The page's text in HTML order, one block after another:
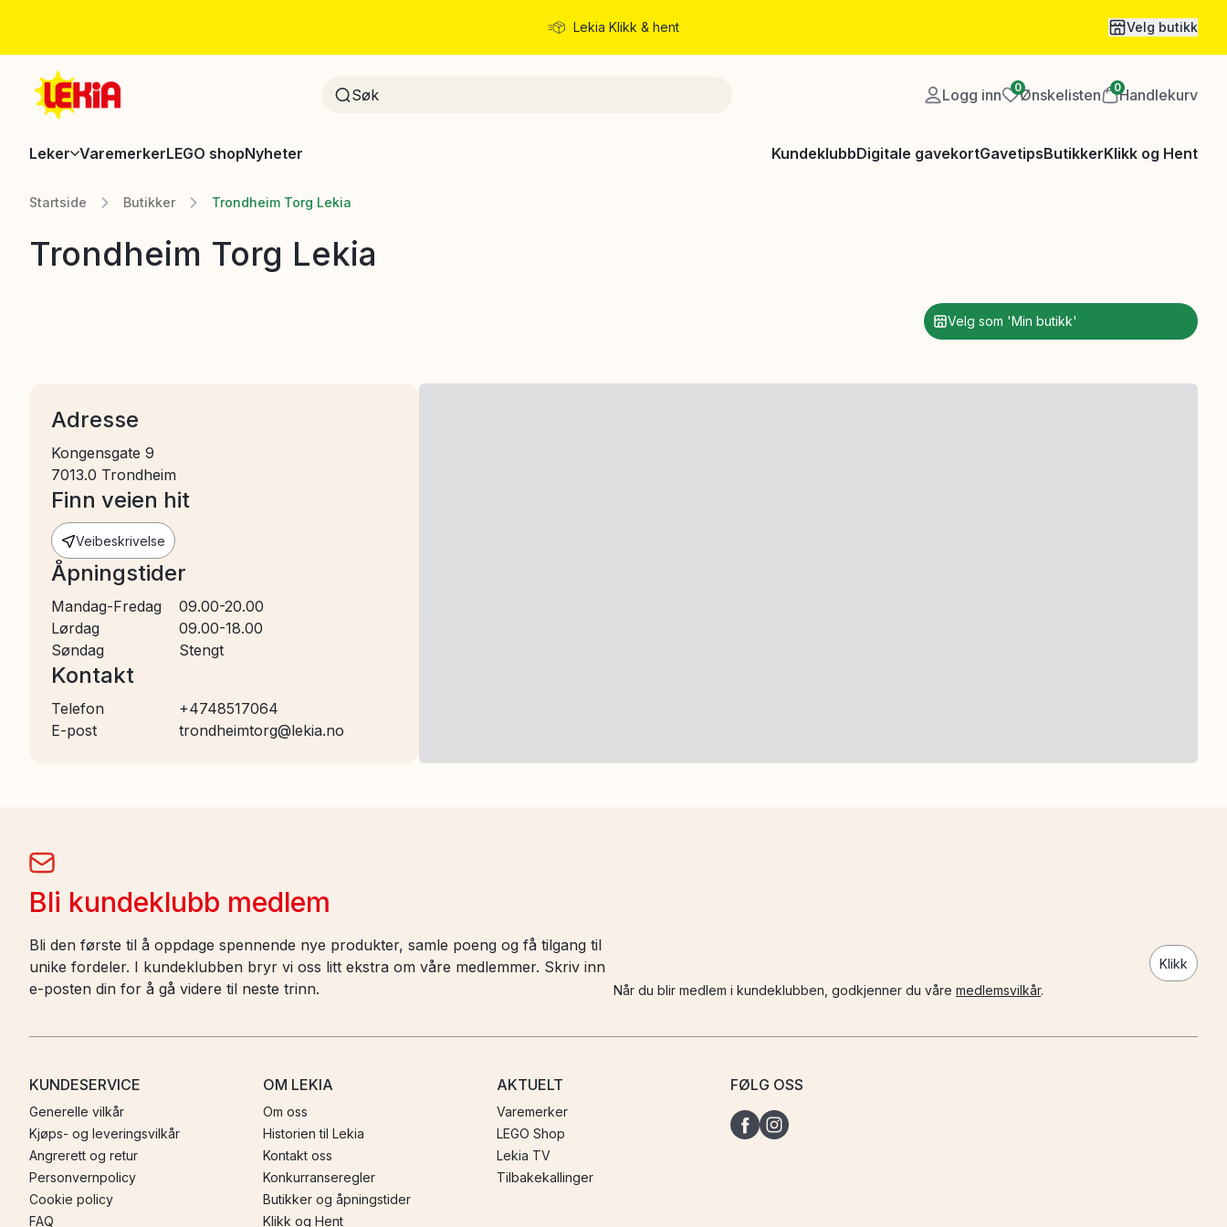
Lekia Klikk & hent Velg butikk
Logg inn 0Ønskelisten 0Handlekurv
Leker VaremerkerLEGO shopNyheter KundeklubbDigitale gavekortGavetipsButikkerKlikk og Hent
Startside Butikker Trondheim Torg Lekia
Trondheim Torg Lekia
Velg som 'Min butikk'
Adresse
Kongensgate 9
7013.0 Trondheim
Finn veien hit
Veibeskrivelse
Åpningstider
Mandag-Fredag
09.00-20.00
Lørdag
09.00-18.00
Søndag
Stengt
Kontakt
Telefon
+4748517064
E-post
trondheimtorg@lekia.no
Bli kundeklubb medlem
Bli den første til å oppdage spennende nye produkter, samle poeng og få tilgang til
unike fordeler. I kundeklubben bryr vi oss litt ekstra om våre medlemmer. Skriv inn
e-posten din for å gå videre til neste trinn.
Klikk
Når du blir medlem i kundeklubben, godkjenner du våre medlemsvilkår.
KUNDESERVICE
Generelle vilkår
Kjøps- og leveringsvilkår
Angrerett og retur
Personvernpolicy
Cookie policy
FAQ
OM LEKIA
Om oss
Historien til Lekia
Kontakt oss
Konkurranseregler
Butikker og åpningstider
Klikk og Hent
AKTUELT
Varemerker
LEGO Shop
Lekia TV
Tilbakekallinger
FØLG OSS